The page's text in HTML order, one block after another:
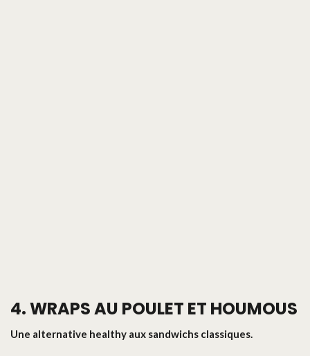
4. WRAPS AU POULET ET HOUMOUS
Une alternative healthy aux sandwichs classiques.